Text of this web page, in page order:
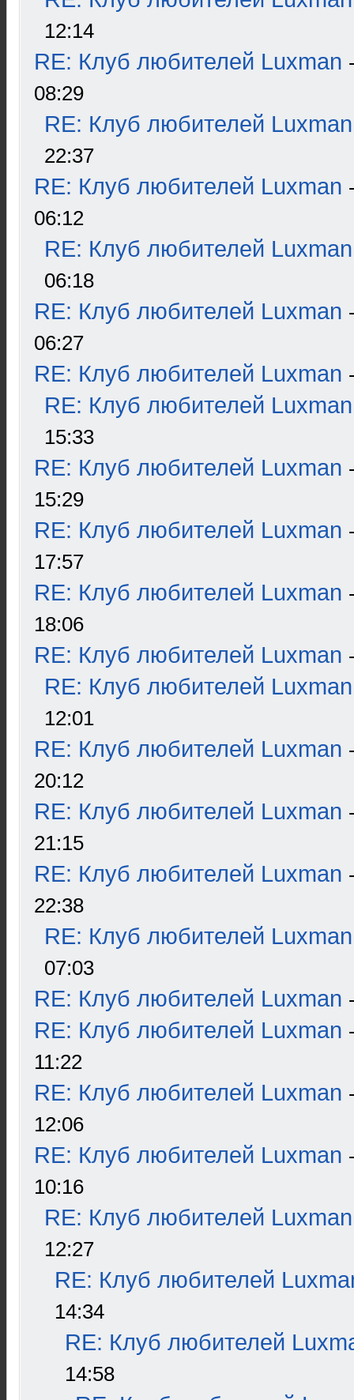
12:14
RE: Клуб любителей Luxman
08:29
RE: Клуб любителей Luxman
22:37
RE: Клуб любителей Luxman
06:12
RE: Клуб любителей Luxman
06:18
RE: Клуб любителей Luxman
06:27
RE: Клуб любителей Luxman
RE: Клуб любителей Luxman
15:33
RE: Клуб любителей Luxman
15:29
RE: Клуб любителей Luxman
17:57
RE: Клуб любителей Luxman
18:06
RE: Клуб любителей Luxman
RE: Клуб любителей Luxman
12:01
RE: Клуб любителей Luxman
20:12
RE: Клуб любителей Luxman
21:15
RE: Клуб любителей Luxman
22:38
RE: Клуб любителей Luxman
07:03
RE: Клуб любителей Luxman
RE: Клуб любителей Luxman
11:22
RE: Клуб любителей Luxman
12:06
RE: Клуб любителей Luxman
10:16
RE: Клуб любителей Luxman
12:27
RE: Клуб любителей
14:34
RE: Клуб любителей
14:58